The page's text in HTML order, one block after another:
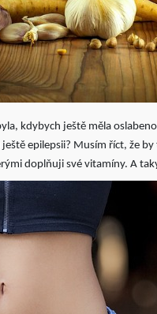
kdybych ještě měla
epilepsii? Musím říct, že
doplňuji své vitamíny. A